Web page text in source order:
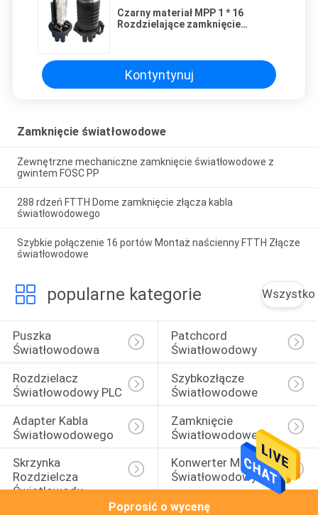
Czarny materiał MPP 1 * 16
Rozdzielające zamknięcie
Kontyntynuj
Zamknięcie światłowodowe
Zewnętrzne mechaniczne zamknięcie światłowodowe z
gwintem FOSC PP
288 rdzeń FTTH Dome zamknięcie złącza kabla
światłowodowego
Szybkie połączenie 16 portów Montaż naścienny FTTH Złącze
światłowodowe
popularne kategorie Wszystko
Puszka
Światłowodowa
Patchcord
Światłowodowy
Rozdzielacz
Światłowodowy PLC
Szybkozłącze
Światłowodowe
Adapter Kabla
Światłowodowego
Zamknięcie
Światłowodowe
Skrzynka
Rozdzielcza
Światłowodu
Konwerter Mediów
Światłowodowych
Poprosić o wycenę